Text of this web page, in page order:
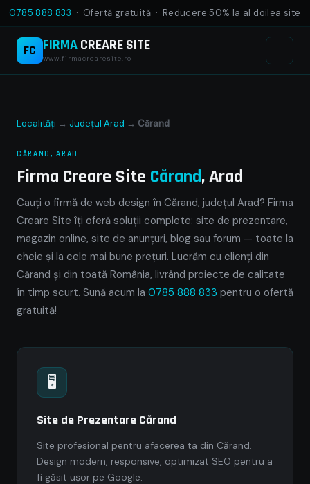
0785 888 833 · Ofertă gratuită · Reducere 50% la al doilea site
FC FIRMACREARE SITE
www.firmacrearesite.ro
Localități → Județul Arad → Cărand
CĂRAND, ARAD
Firma Creare Site Cărand, Arad
Cauți o firmă de web design în Cărand, județul Arad? Firma
Creare Site îți oferă soluții complete: site de prezentare,
magazin online, site de anunțuri, blog sau forum — toate la
cheie și la cele mai bune prețuri. Lucrăm cu clienți din
Cărand și din toată România, livrând proiecte de calitate
în timp scurt. Sună acum la 0785 888 833 pentru o ofertă
gratuită!
🖥
Site de Prezentare Cărand
Site profesional pentru afacerea ta din Cărand.
Design modern, responsive, optimizat SEO pentru a
fi găsit ușor pe Google.